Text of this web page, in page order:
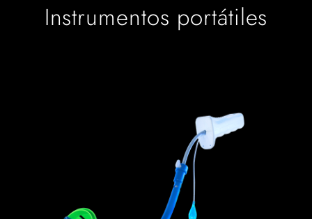
Instrumentos portátiles